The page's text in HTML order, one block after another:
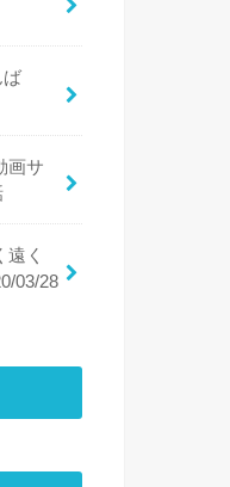
ば
画サ
く
03/28